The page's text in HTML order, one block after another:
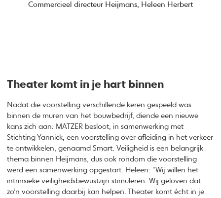
Commercieel directeur Heijmans, Heleen Herbert
Theater komt in je hart binnen
Nadat die voorstelling verschillende keren gespeeld was
binnen de muren van het bouwbedrijf, diende een nieuwe
kans zich aan. MATZER besloot, in samenwerking met
Stichting Yannick, een voorstelling over afleiding in het verkeer
te ontwikkelen, genaamd Smart. Veiligheid is een belangrijk
thema binnen Heijmans, dus ook rondom die voorstelling
werd een samenwerking opgestart. Heleen: “Wij willen het
intrinsieke veiligheidsbewustzijn stimuleren. Wij geloven dat
zo’n voorstelling daarbij kan helpen. Theater komt écht in je